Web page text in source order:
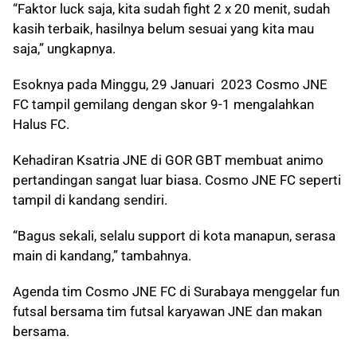
“Faktor luck saja, kita sudah fight 2 x 20 menit, sudah
kasih terbaik, hasilnya belum sesuai yang kita mau
saja,” ungkapnya.
Esoknya pada Minggu, 29 Januari 2023 Cosmo JNE
FC tampil gemilang dengan skor 9-1 mengalahkan
Halus FC.
Kehadiran Ksatria JNE di GOR GBT membuat animo
pertandingan sangat luar biasa. Cosmo JNE FC seperti
tampil di kandang sendiri.
“Bagus sekali, selalu support di kota manapun, serasa
main di kandang,” tambahnya.
Agenda tim Cosmo JNE FC di Surabaya menggelar fun
futsal bersama tim futsal karyawan JNE dan makan
bersama.